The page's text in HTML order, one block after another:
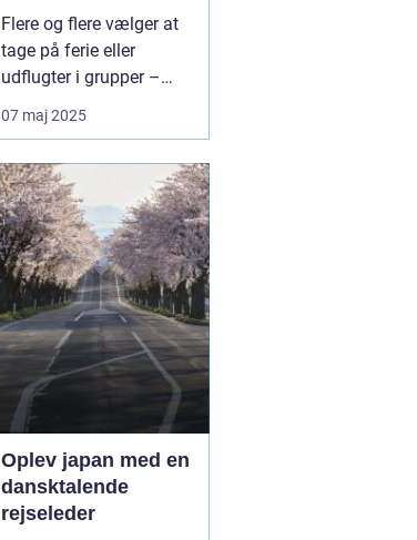
bæredygtig måde at
rejse sammen
Flere og flere vælger at
tage på ferie eller
udflugter i grupper –
hvad enten det er
familier, vennegrupper,
foreninger. Når rejsen
skal være både praktisk,
komfortabel og
miljøven...
07 maj 2025
Oplev japan med en
dansktalende
rejseleder